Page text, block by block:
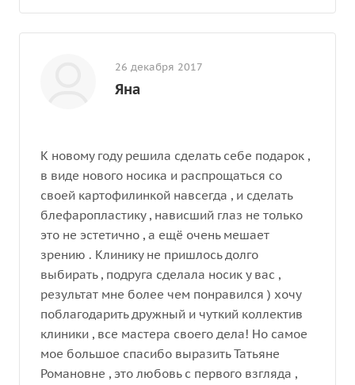
26 декабря 2017
Яна
К новому году решила сделать себе подарок ,
в виде нового носика и распрощаться со
своей картофилинкой навсегда , и сделать
блефаропластику , нависший глаз не только
это не эстетично , а ещё очень мешает
зрению . Клинику не пришлось долго
выбирать , подруга сделала носик у вас ,
результат мне более чем понравился ) хочу
поблагодарить дружный и чуткий коллектив
клиники , все мастера своего дела! Но самое
мое большое спасибо выразить Татьяне
Романовне , это любовь с первого взгляда ,